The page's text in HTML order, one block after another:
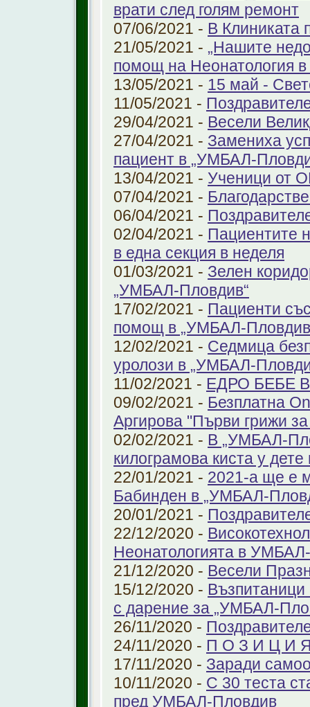
врати след голям ремонт
07/06/2021 - В Клиниката
21/05/2021 - „Нашите
помощ на Неонатология
13/05/2021 - 15 май -
11/05/2021 -
29/04/2021 - Весели
27/04/2021 - Замениха
пациент в „УМБАЛ-
13/04/2021 - Ученици от
07/04/2021 -
06/04/2021 -
02/04/2021 - Пациентите
в една секция в неделя
01/03/2021 - Зелен
„УМБАЛ-Пловдив“
17/02/2021 - Пациенти
помощ в „УМБАЛ-
12/02/2021 - Седмица
уролози в „УМБАЛ-
11/02/2021 - ЕДРО БЕБЕ
09/02/2021 - Безплатна
Аргирова "Първи грижи
02/02/2021 - В „УМБАЛ-
килограмова киста у дете
22/01/2021 - 2021-а ще е
Бабинден в „УМБАЛ-
20/01/2021 -
22/12/2020 -
Неонатологията в
21/12/2020 - Весели
15/12/2020 -
с дарение за „УМБАЛ-
26/11/2020 -
24/11/2020 - П О З И Ц И
17/11/2020 - Заради
10/11/2020 - С 30 теста
пред УМБАЛ-Пловдив